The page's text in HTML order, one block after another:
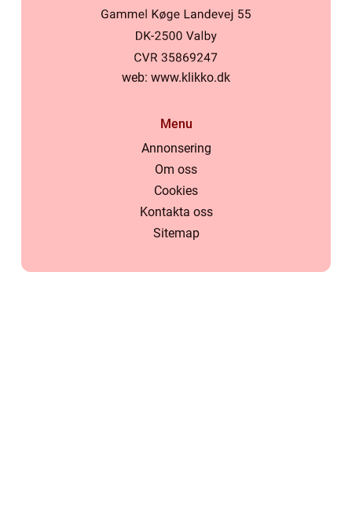
web: www.klikko.dk
Menu
Annonsering
Om oss
Cookies
Kontakta oss
Sitemap